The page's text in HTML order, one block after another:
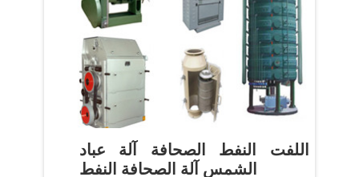
اللفت النفط الصحافة آلة عباد
الشمس آلة الصحافة النفط